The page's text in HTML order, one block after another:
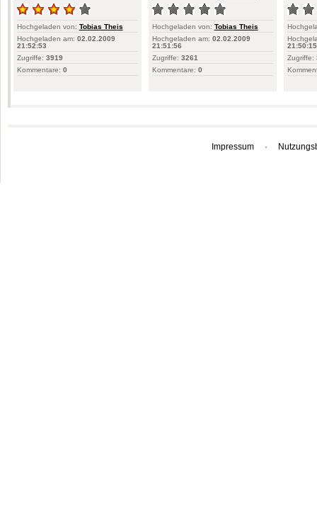
Hochgeladen von: Tobias Theis
Hochgeladen am: 02.02.2009
21:52:53
Zugriffe: 3919
Kommentare: 0
Hochgeladen von: Tobias Theis
Hochgeladen am: 02.02.2009
21:51:56
Zugriffe: 3261
Kommentare: 0
21:50:15
Zugriffe:
Impressum ·